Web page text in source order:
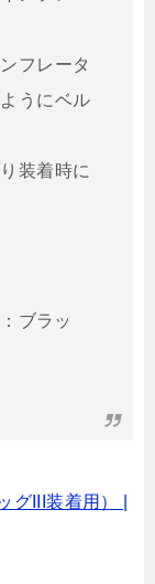
フレータ
うにベル
装着時に
ブラッ
グIII装着用） |